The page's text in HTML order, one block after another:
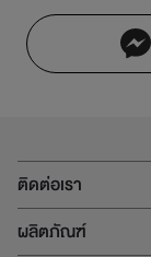
ติดต่อเรา
ผลิตภัณฑ์